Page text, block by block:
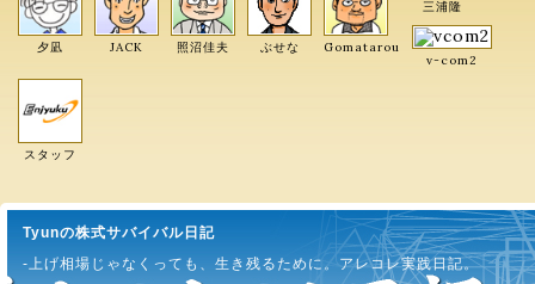
夕凪 JACK 照沼佳夫 ぶせな Gomatarou
三浦隆
v-com2
スタッフ
Tyunの株式サバイバル日記
-上げ相場じゃなくっても、生き残るために。アレコレ実践日記。